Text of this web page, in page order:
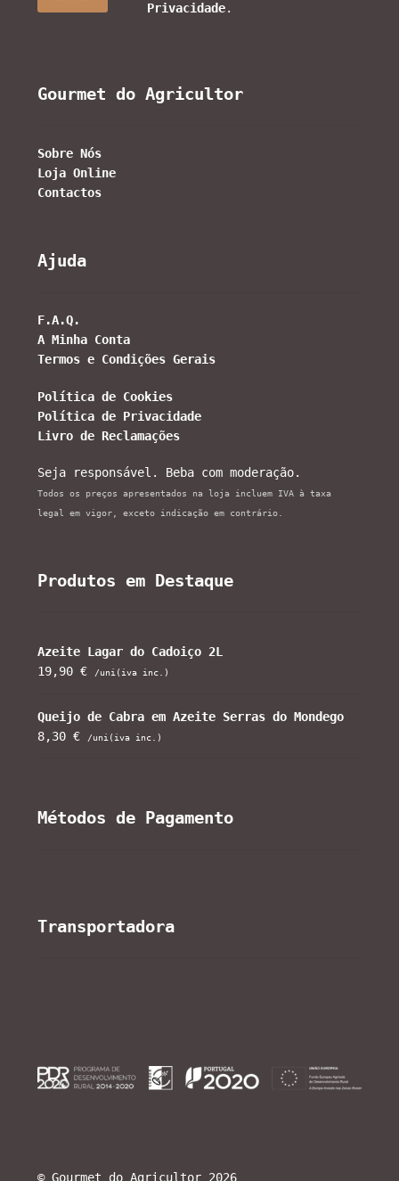
Privacidade.
Gourmet do Agricultor
Sobre Nós
Loja Online
Contactos
Ajuda
F.A.Q.
A Minha Conta
Termos e Condições Gerais
Política de Cookies
Política de Privacidade
Livro de Reclamações
Seja responsável. Beba com moderação.
Todos os preços apresentados na loja incluem IVA à taxa
legal em vigor, exceto indicação em contrário.
Produtos em Destaque
Azeite Lagar do Cadoiço 2L
19,90€ /uni(iva inc.)
Queijo de Cabra em Azeite Serras do Mondego
8,30€ /uni(iva inc.)
Métodos de Pagamento
Transportadora
© Gourmet do Agricultor 2026